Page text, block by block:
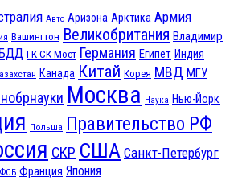
Авто Аризона Арктика Армия
Вашингтон Великобритания Владимир
ГК СК Мост Германия Египет Индия
Канада Китай Корея МВД МГУ
Москва Наука Нью-Йорк
Польша Правительство РФ
СКР США Санкт-Петербург
ФСБ Франция Япония